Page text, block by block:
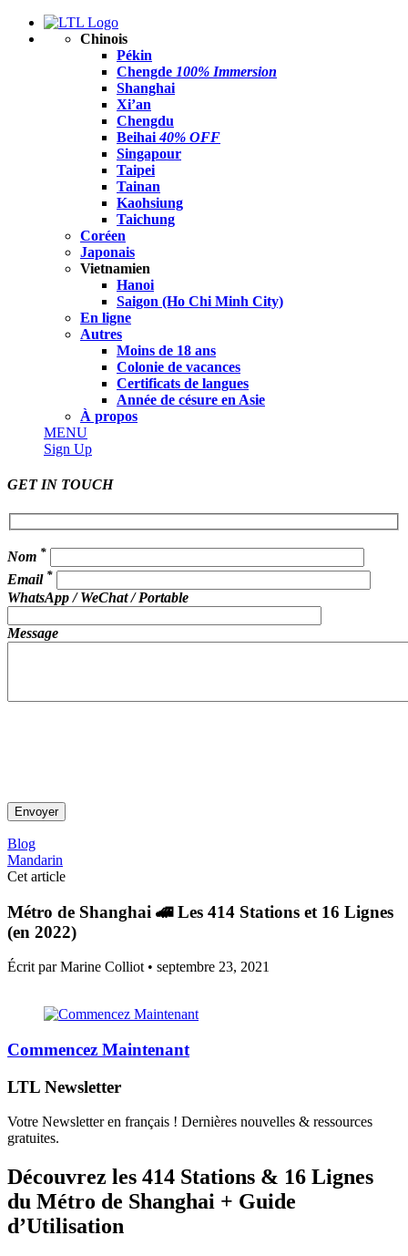
Chinois
Pékin
Chengde 100% Immersion
Shanghai
Xi’an
Chengdu
Beihai40% OFF
Singapour
Taipei
Tainan
Kaohsiung
Taichung
Coréen
Japonais
Vietnamien
Hanoi
Saigon (Ho Chi Minh City)
En ligne
Autres
Moins de 18 ans
Colonie de vacances
Certificats de langues
Année de césure en Asie
À propos
MENU
Sign Up
GET IN TOUCH
Nom *
Email *
WhatsApp / WeChat / Portable
Message
Blog
Mandarin
Cet article
Métro de Shanghai 🚄 Les 414 Stations et 16 Lignes
(en 2022)
Écrit par Marine Colliot • septembre 23, 2021
Commencez Maintenant
LTL Newsletter
Votre Newsletter en français ! Dernières nouvelles & ressources
gratuites.
Découvrez les 414 Stations & 16 Lignes
du Métro de Shanghai + Guide
d’Utilisation